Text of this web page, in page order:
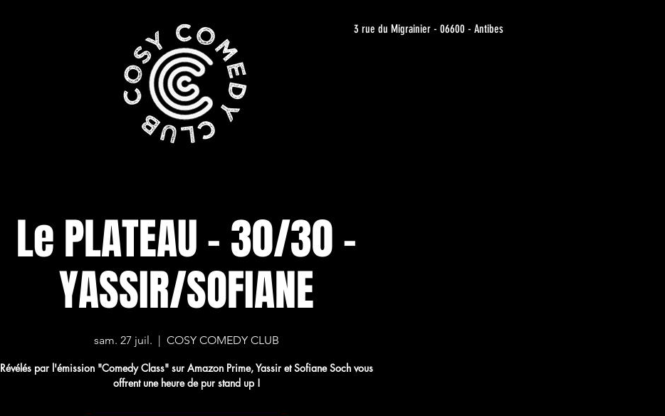
3 rue du Migrainier - 06600 - Antibes
Le PLATEAU - 30/30 -
YASSIR/SOFIANE
sam. 27 juil.
  |
COSY COMEDY CLUB
Révélés par l'émission "Comedy Class" sur Amazon Prime, Yassir et Sofiane Soch vous
offrent une heure de pur stand up !